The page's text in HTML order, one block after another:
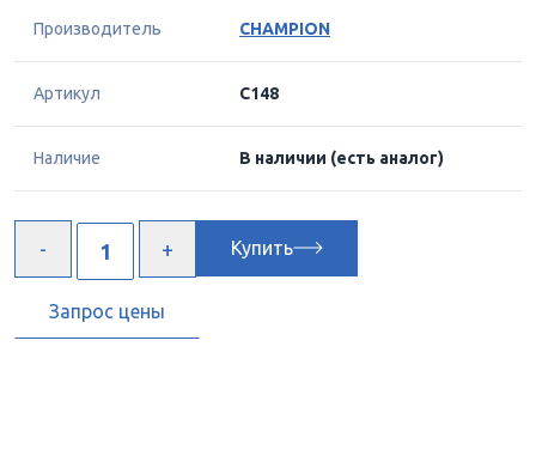
Производитель CHAMPION
Артикул C148
Наличие В наличии (есть аналог)
Купить
Запрос цены